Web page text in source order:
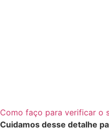
Como faço para verificar o
Cuidamos desse detalhe